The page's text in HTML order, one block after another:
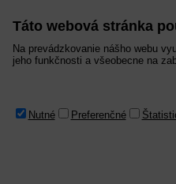
Táto webová stránka
Na prevádzkovanie nášho webu
jeho funkčnosti a všeobecne na
Nutné Preferenčné